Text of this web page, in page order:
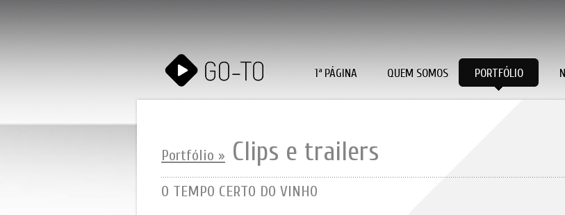
1ª PÁGINA QUEM SOMOS PORTFÓLIO
Portfólio » Clips e trailers
O TEMPO CERTO DO VINHO